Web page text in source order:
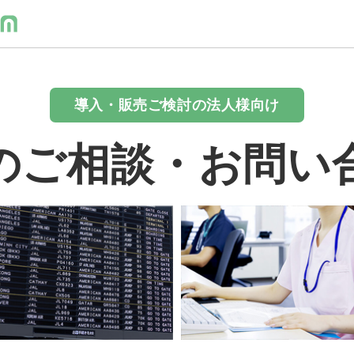
導入・販売ご検討の法人様向け
ご相談・お問い